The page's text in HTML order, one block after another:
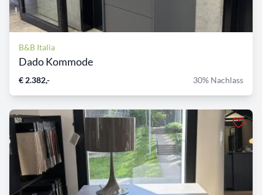
B&B Italia
Dado Kommode
€ 2.382,- 30% Nachlass